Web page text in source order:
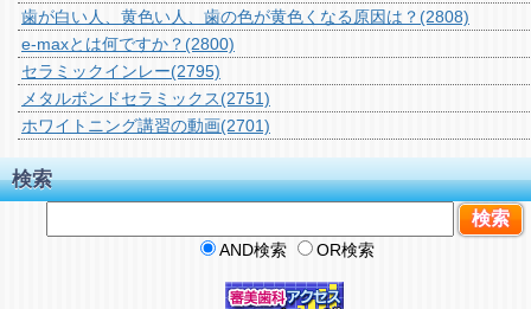
歯が白い人、黄色い人、歯の色が黄色くなる原因は？ (2808)
e-maxとは何ですか？ (2800)
セラミックインレー(2795)
メタルボンドセラミックス(2751)
ホワイトニング講習の動画(2701)
検索
AND検索 OR検索